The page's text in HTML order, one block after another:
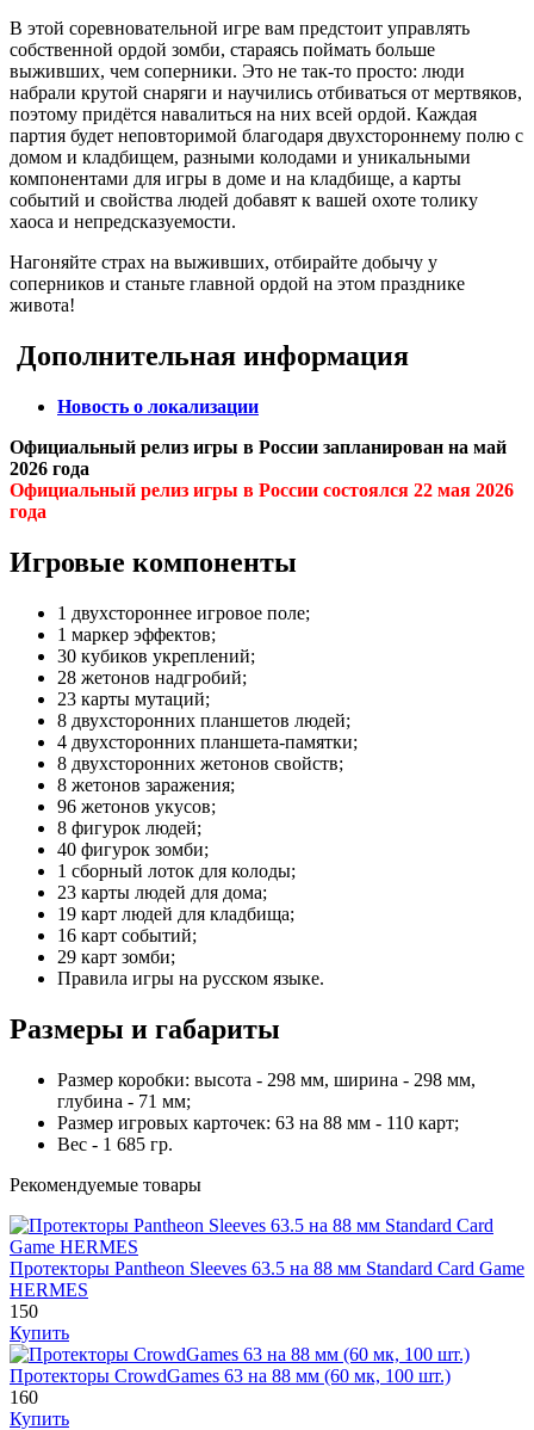
В этой соревновательной игре вам предстоит управлять
собственной ордой зомби, стараясь поймать больше
выживших, чем соперники. Это не так-то просто: люди
набрали крутой снаряги и научились отбиваться от мертвяков,
поэтому придётся навалиться на них всей ордой. Каждая
партия будет неповторимой благодаря двухстороннему полю с
домом и кладбищем, разными колодами и уникальными
компонентами для игры в доме и на кладбище, а карты
событий и свойства людей добавят к вашей охоте толику
хаоса и непредсказуемости.
Нагоняйте страх на выживших, отбирайте добычу у
соперников и станьте главной ордой на этом празднике
живота!
Дополнительная информация
Новость о локализации
Официальный релиз игры в России запланирован на май
2026 года
Официальный релиз игры в России состоялся 22 мая 2026
года
Игровые компоненты
1 двухстороннее игровое поле;
1 маркер эффектов;
30 кубиков укреплений;
28 жетонов надгробий;
23 карты мутаций;
8 двухсторонних планшетов людей;
4 двухсторонних планшета-памятки;
8 двухсторонних жетонов свойств;
8 жетонов заражения;
96 жетонов укусов;
8 фигурок людей;
40 фигурок зомби;
1 сборный лоток для колоды;
23 карты людей для дома;
19 карт людей для кладбища;
16 карт событий;
29 карт зомби;
Правила игры на русском языке.
Размеры и габариты
Размер коробки: высота - 298 мм, ширина - 298 мм,
глубина - 71 мм;
Размер игровых карточек: 63 на 88 мм - 110 карт;
Вес - 1 685 гр.
Рекомендуемые товары
Протекторы Pantheon Sleeves 63.5 на 88 мм Standard Card Game
HERMES
150
Купить
Протекторы CrowdGames 63 на 88 мм (60 мк, 100 шт.)
160
Купить